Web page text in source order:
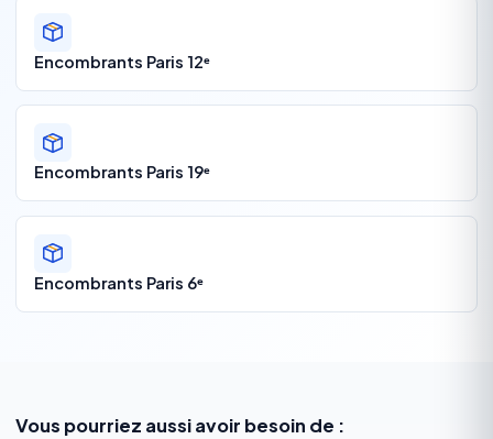
Encombrants Paris 12ᵉ
Encombrants Paris 19ᵉ
Encombrants Paris 6ᵉ
Vous pourriez aussi avoir besoin de :